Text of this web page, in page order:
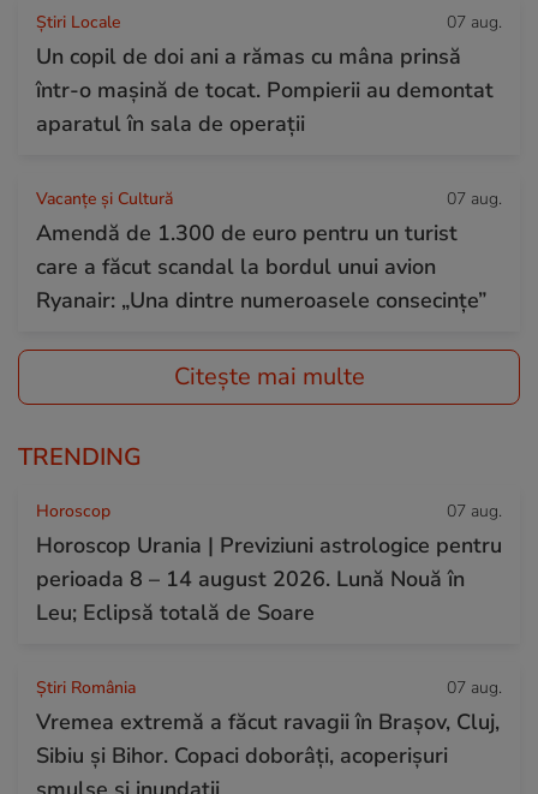
Știri Locale 07 aug.
Un copil de doi ani a rămas cu mâna prinsă
într-o mașină de tocat. Pompierii au demontat
aparatul în sala de operații
Vacanțe și Cultură 07 aug.
Amendă de 1.300 de euro pentru un turist
care a făcut scandal la bordul unui avion
Ryanair: „Una dintre numeroasele consecințe”
Citește mai multe
TRENDING
Horoscop 07 aug.
Horoscop Urania | Previziuni astrologice pentru
perioada 8 – 14 august 2026. Lună Nouă în
Leu; Eclipsă totală de Soare
Știri România 07 aug.
Vremea extremă a făcut ravagii în Brașov, Cluj,
Sibiu și Bihor. Copaci doborâți, acoperișuri